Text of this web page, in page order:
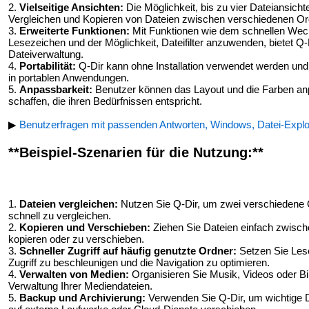
2. Vielseitige Ansichten: Die Möglichkeit, bis zu vier
Vergleichen und Kopieren von Dateien zwischen verschiedenen
3. Erweiterte Funktionen: Mit Funktionen wie dem schnellen
Lesezeichen und der Möglichkeit, Dateifilter anzuwenden, bietet
Dateiverwaltung.
4. Portabilität: Q-Dir kann ohne Installation verwendet werden
in portablen Anwendungen.
5. Anpassbarkeit: Benutzer können das Layout und die Farben
schaffen, die ihren Bedürfnissen entspricht.
▶ Benutzerfragen mit passenden Antworten, Windows, Datei-
**Beispiel-Szenarien für die Nutzung:**
1. Dateien vergleichen: Nutzen Sie Q-Dir, um zwei verschiedene
schnell zu vergleichen.
2. Kopieren und Verschieben: Ziehen Sie Dateien einfach
kopieren oder zu verschieben.
3. Schneller Zugriff auf häufig genutzte Ordner: Setzen Sie
Zugriff zu beschleunigen und die Navigation zu optimieren.
4. Verwalten von Medien: Organisieren Sie Musik, Videos oder
Verwaltung Ihrer Mediendateien.
5. Backup und Archivierung: Verwenden Sie Q-Dir, um wichtige